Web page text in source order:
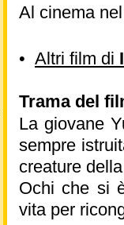
Al cinema
• Altri film di
Trama del
La giovane
sempre
creature
Ochi che si
vita per